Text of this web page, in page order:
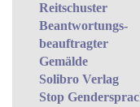
Reitschuster
Beantwortungs­
beauftragter
Gemälde
Solibro Verlag
Stop